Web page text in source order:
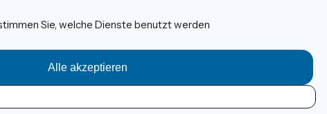
Sie, welche Dienste benutzt werden
Alle akzeptieren